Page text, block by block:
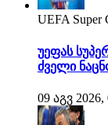
UEFA Super
უეფას
ძველი
09 აგვ 2026,